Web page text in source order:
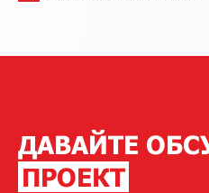
ДАВАЙТЕ
ПРОЕКТ